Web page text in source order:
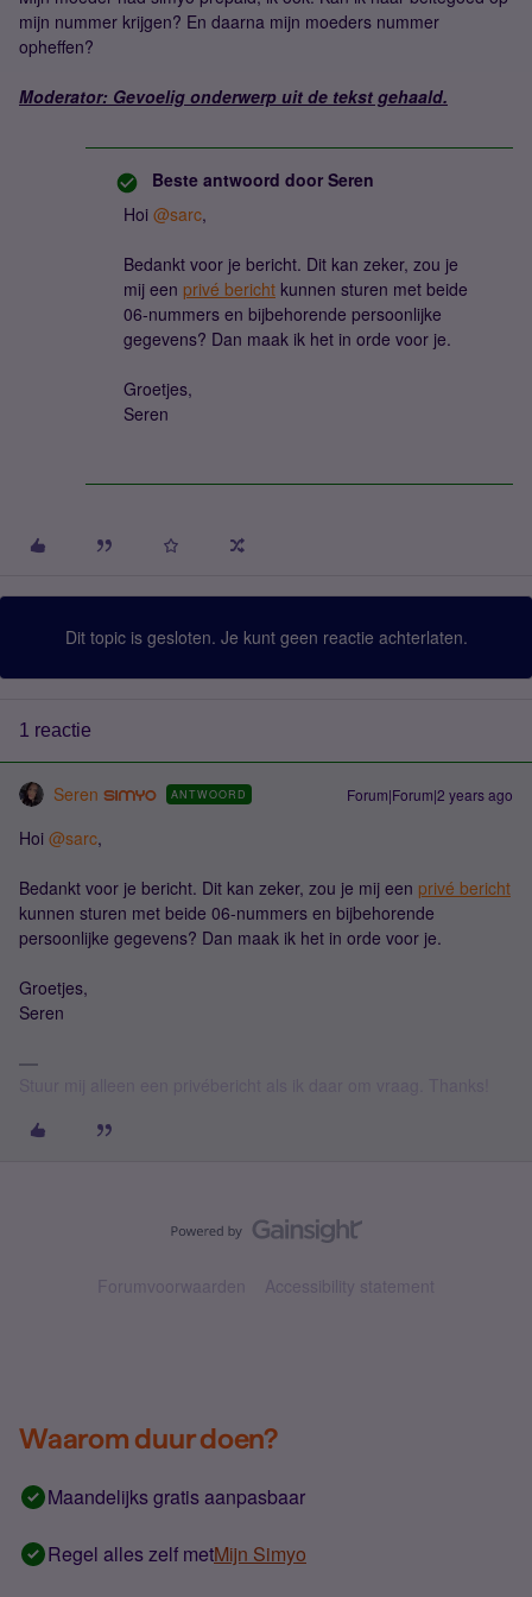
mijn nummer krijgen? En daarna mijn moeders nummer
opheffen?
Moderator: Gevoelig onderwerp uit de tekst gehaald.
Beste antwoord door Seren
Hoi @sarc,
Bedankt voor je bericht. Dit kan zeker, zou je
mij een privé bericht kunnen sturen met beide
06-nummers en bijbehorende persoonlijke
gegevens? Dan maak ik het in orde voor je.
Groetjes,
Seren
Dit topic is gesloten. Je kunt geen reactie achterlaten.
1 reactie
Seren ANTWOORD Forum|Forum|2 years ago
Hoi @sarc,
Bedankt voor je bericht. Dit kan zeker, zou je mij een privé bericht
kunnen sturen met beide 06-nummers en bijbehorende
persoonlijke gegevens? Dan maak ik het in orde voor je.
Groetjes,
Seren
Forumvoorwaarden Accessibility statement
Waarom duur doen?
Maandelijks gratis aanpasbaar
Regel alles zelf metMijn Simyo